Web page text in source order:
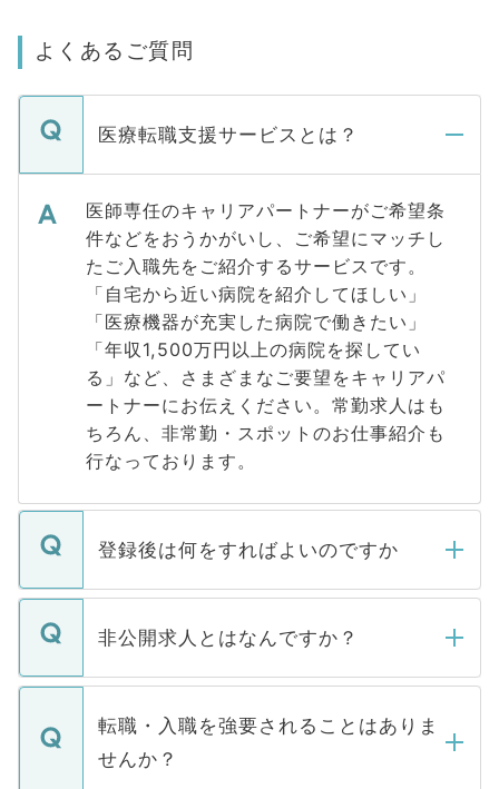
よくあるご質問
医療転職支援サービスとは？
医師専任のキャリアパートナーがご希望条
件などをおうかがいし、ご希望にマッチし
たご入職先をご紹介するサービスです。
「自宅から近い病院を紹介してほしい」
「医療機器が充実した病院で働きたい」
「年収1,500万円以上の病院を探してい
る」など、さまざまなご要望をキャリアパ
ートナーにお伝えください。常勤求人はも
ちろん、非常勤・スポットのお仕事紹介も
行なっております。
登録後は何をすればよいのですか
ご登録いただきましたら、弊社担当者がご
登録内容を確認し、その後メールもしくは
ます。通常、5営業日以内にはご連絡をせて
いただきますので、しばらくお待ちくださ
非公開求人とはなんですか？
マイナビDOCTORで取り扱っている求人の
うち約3割は、Webサイトからご覧いただ
けない「非公開求人」です。非公開求人は
下記の理由によって、一般には公開してい
転職・入職を強要されることはありま
せんか？